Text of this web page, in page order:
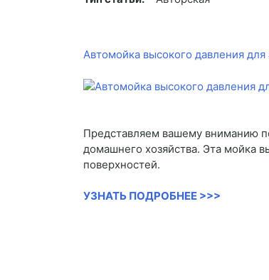
Автомойка высокого давления
Представляем вашему вниманию
домашнего хозяйства. Эта мойка
поверхностей.
УЗНАТЬ ПОДРОБНЕЕ >>>